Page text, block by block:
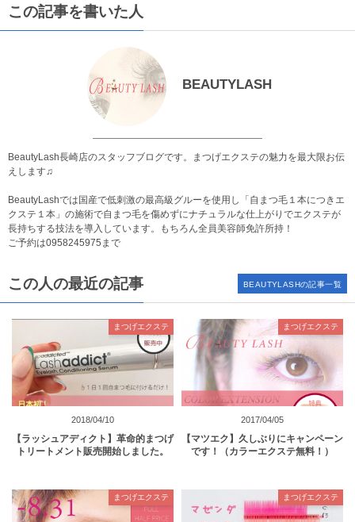
この記事を書いた人
BEAUTYLASH
BeautyLash長崎店のスタッフブログです。まつげエクステの魅力を最大限お伝
えします♫
BeautyLashでは国産で低刺激の最高級グルーを使用し「自まつ毛１本につきエ
クステ１本」の施術で自まつ毛を傷めずにナチュラルな仕上がりでエクステが
長持ちする技法を導入しています。もちろん全員美容師免許所持！
ご予約は0958245975 まで
この人の最近の記事
2018/04/10
まつげエクステ
【ラッシュアディクト】革命的まつげ
トリートメント販売開始しました。
2017/04/05
まつげエクステ
【マツエク】久しぶりにキャンペーン
です！（カラーエクステ無料！）
まつげエクステ まつげエクステ
BEAUTYLASHの記事一覧